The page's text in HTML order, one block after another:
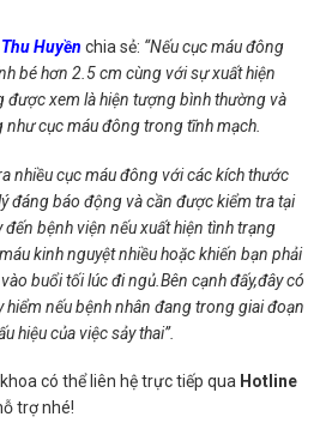
Huyền chia sẻ: “Nếu cục máu đông
bé hơn 2.5 cm cùng với sự xuất hiện
được xem là hiện tượng bình thường và
cục máu đông trong tĩnh mạch.
nhiều cục máu đông với các kích thước
đáng báo động và cần được kiểm tra tại
bệnh viện nếu xuất hiện tình trạng
kinh nguyệt nhiều hoặc khiến bạn phải
buổi tối lúc đi ngủ.Bên cạnh đấy,đây có
hiểm nếu bệnh nhân đang trong giai đoạn
hiệu của việc sảy thai”.
có thể liên hệ trực tiếp qua Hotline
trợ nhé!